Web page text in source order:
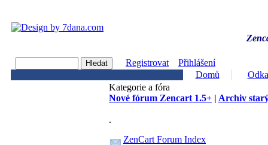
Registrovat
Přihlášení
Domů
Kategorie a fóra
Nové fórum Zencart 1.5+ | Archiv
.
ZenCart Forum Index